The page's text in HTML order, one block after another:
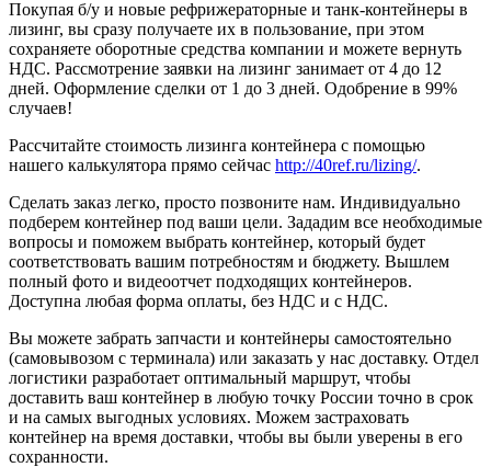
Покупая б/у и новые рефрижераторные и танк-контейнеры в
лизинг, вы сразу получаете их в пользование, при этом
сохраняете оборотные средства компании и можете вернуть
НДС. Рассмотрение заявки на лизинг занимает от 4 до 12
дней. Оформление сделки от 1 до 3 дней. Одобрение в 99%
случаев!
Рассчитайте стоимость лизинга контейнера с помощью
нашего калькулятора прямо сейчас http://40ref.ru/lizing/.
Сделать заказ легко, просто позвоните нам. Индивидуально
подберем контейнер под ваши цели. Зададим все необходимые
вопросы и поможем выбрать контейнер, который будет
соответствовать вашим потребностям и бюджету. Вышлем
полный фото и видеоотчет подходящих контейнеров.
Доступна любая форма оплаты, без НДС и с НДС.
Вы можете забрать запчасти и контейнеры самостоятельно
(самовывозом с терминала) или заказать у нас доставку. Отдел
логистики разработает оптимальный маршрут, чтобы
доставить ваш контейнер в любую точку России точно в срок
и на самых выгодных условиях. Можем застраховать
контейнер на время доставки, чтобы вы были уверены в его
сохранности.